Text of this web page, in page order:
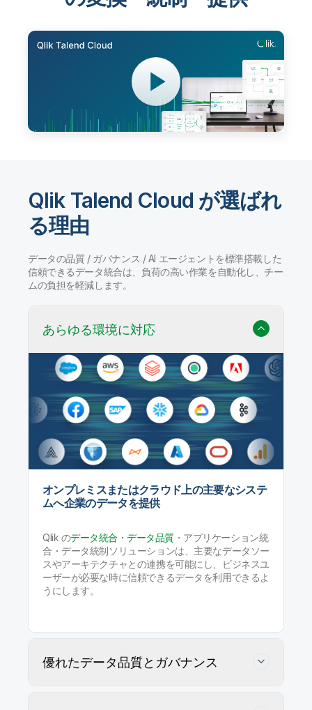
Qlik Talend Cloud が選ばれ
る理由
データの品質 / ガバナンス / AI エージェントを標準搭載した
信頼できるデータ統合は、負荷の高い作業を自動化し、チー
ムの負担を軽減します。
あらゆる環境に対応
オンプレミスまたはクラウド上の主要なシステ
ムへ企業のデータを提供
Qlik のデータ統合・データ品質・アプリケーション統
合・データ統制ソリューションは、主要なデータソー
スやアーキテクチャとの連携を可能にし、ビジネスユ
ーザーが必要な時に信頼できるデータを利用できるよ
うにします。
優れたデータ品質とガバナンス